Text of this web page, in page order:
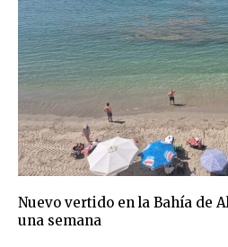
Nuevo vertido en la Bahía de
una semana